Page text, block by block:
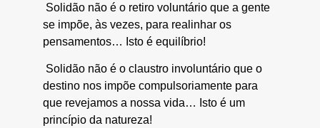
Solidão não é o retiro voluntário que a gente
se impõe, às vezes, para realinhar os
pensamentos… Isto é equilíbrio!
Solidão não é o claustro involuntário que o
destino nos impõe compulsoriamente para
que revejamos a nossa vida… Isto é um
princípio da natureza!